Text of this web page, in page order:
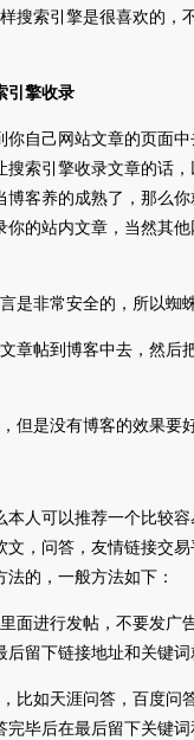
索引擎是很喜欢的，
引擎收录
自己网站文章的页面中
索引擎收录文章的话
客养的成熟了，那么
的站内文章，当然其
非常安全的，所以蜘蛛
帖到博客中去，然后
是没有博客的效果要好
人可以推荐一个比较容
，问答，友情链接交
的，一般方法如下：
进行发帖，不要发广
留下链接地址和关键词
如天涯问答，百度问
毕后在最后留下关键词